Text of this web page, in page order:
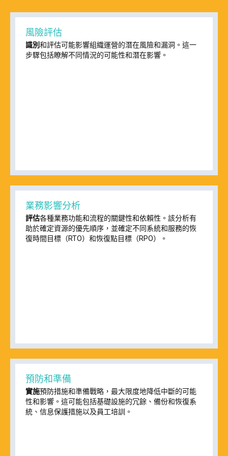
風險評估
識別 和評估可能影響組織運營的潛在風險和漏洞。這一
步驟包括瞭解不同情況的可能性和潛在影響。
業務影響分析
評估各種業務功能和流程的關鍵性和依賴性。該分析有
助於確定資源的優先順序，並確定不同系統和服務的恢
復時間目標（RTO）和恢復點目標（RPO）。
預防和準備
實施預防措施和準備戰略，最大限度地降低中斷的可能
性和影響。這可能包括基礎設施的冗餘、備份和恢復系
統、信息保護措施以及員工培訓。